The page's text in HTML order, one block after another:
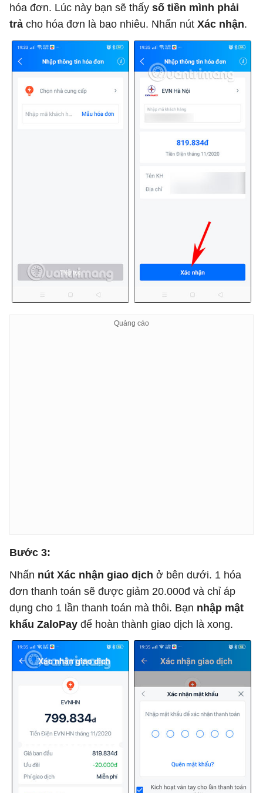
hóa đơn. Lúc này bạn sẽ thấy số tiền mình phải
trả cho hóa đơn là bao nhiêu. Nhấn nút Xác nhận.
Bước 3:
Nhấn nút Xác nhận giao dịch ở bên dưới. 1 hóa
đơn thanh toán sẽ được giảm 20.000đ và chỉ áp
dụng cho 1 lần thanh toán mà thôi. Bạn nhập mật
khẩu ZaloPay để hoàn thành giao dịch là xong.